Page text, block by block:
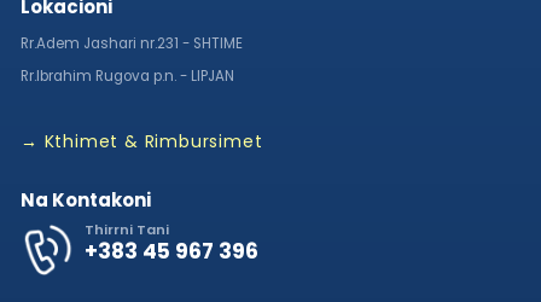
Lokacioni
Rr.Adem Jashari nr.231 - SHTIME
Rr.Ibrahim Rugova p.n. - LIPJAN
→ Kthimet & Rimbursimet
Na Kontakoni
Thirrni Tani
+383 45 967 396